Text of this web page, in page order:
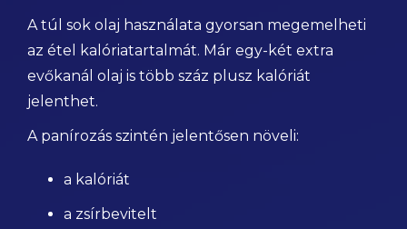
A túl sok olaj használata gyorsan megemelheti
az étel kalóriatartalmát. Már egy-két extra
evőkanál olaj is több száz plusz kalóriát
jelenthet.
A panírozás szintén jelentősen növeli:
a kalóriát
a zsírbevitelt